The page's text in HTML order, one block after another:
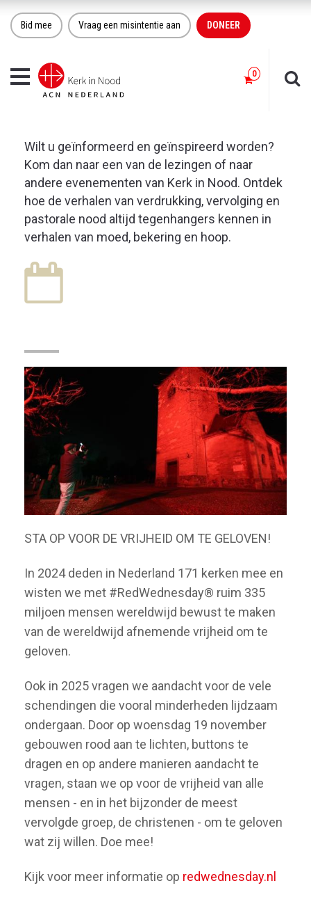
Bid mee Vraag een misintentie aan DONEER
Toggle
navigation
Wilt u geïnformeerd en geïnspireerd worden?
Kom dan naar een van de lezingen of naar
andere evenementen van Kerk in Nood. Ontdek
hoe de verhalen van verdrukking, vervolging en
pastorale nood altijd tegenhangers kennen in
verhalen van moed, bekering en hoop.
STA OP VOOR DE VRIJHEID OM TE GELOVEN!
In 2024 deden in Nederland 171 kerken mee en
wisten we met #RedWednesday® ruim 335
miljoen mensen wereldwijd bewust te maken
van de wereldwijd afnemende vrijheid om te
geloven.
Ook in 2025 vragen we aandacht voor de vele
schendingen die vooral minderheden lijdzaam
ondergaan. Door op woensdag 19 november
gebouwen rood aan te lichten, buttons te
dragen en op andere manieren aandacht te
vragen, staan we op voor de vrijheid van alle
mensen - en in het bijzonder de meest
vervolgde groep, de christenen - om te geloven
wat zij willen. Doe mee!
Kijk voor meer informatie op redwednesday.nl